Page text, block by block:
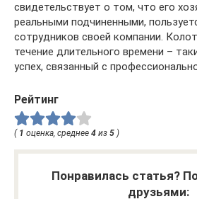
свидетельствует о том, что его
реальными подчиненными,
сотрудников своей компании.
течение длительного времени –
успех, связанный с
Рейтинг
( 1 оценка, среднее 4 из 5 )
Понравилась статья?
друзьями: